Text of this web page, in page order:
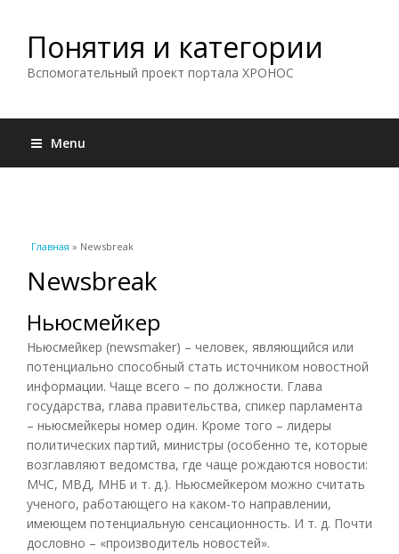
Понятия и категории
Вспомогательный проект портала ХРОНОС
Menu
Вы здесь
Главная » Newsbreak
Newsbreak
Ньюсмейкер
Ньюсмейкер (newsmaker) – человек, являющийся или
потенциально способный стать источником новостной
информации. Чаще всего – по должности. Глава
государства, глава правительства, спикер парламента
– ньюсмейкеры номер один. Кроме того – лидеры
политических партий, министры (особенно те, которые
возглавляют ведомства, где чаще рождаются новости:
МЧС, МВД, МНБ и т. д.). Ньюсмейкером можно считать
ученого, работающего на каком-то направлении,
имеющем потенциальную сенсационность. И т. д. Почти
дословно – «производитель новостей».